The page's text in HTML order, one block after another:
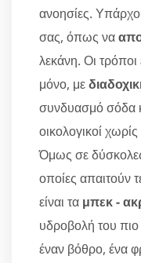
ανοησίες.
σας, όπως να
λεκάνη. Οι τρόποι
μόνο, με
συνδυασμό σόδα
οικολογικοί
Όμως σε δύσκολες
οποίες απαιτούν
είναι τα μπεκ -
υδροβολή του
έναν βόθρο, ένα